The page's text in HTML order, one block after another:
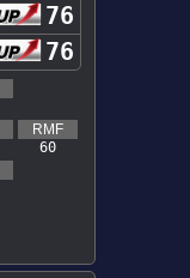
76
76
RMF
60